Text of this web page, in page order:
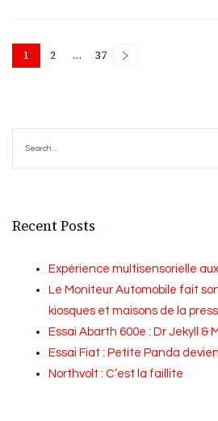
Posts
Page
1 Page
2 … Page
37
for:
Recent Posts
Expérience multisensorielle
Le Moniteur Automobile fait
kiosques et maisons de la
Essai Abarth 600e : Dr Jekyll &
Essai Fiat : Petite Panda
Northvolt : C’est la faillite